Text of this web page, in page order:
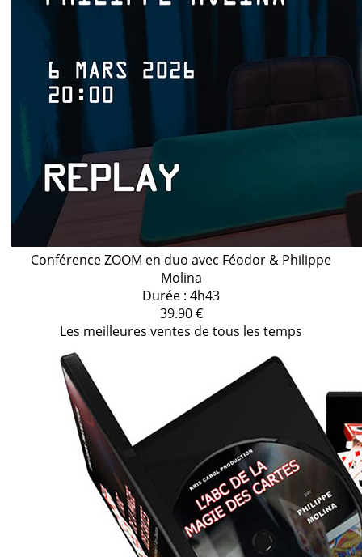
Conférence ZOOM en duo avec Féodor & Philippe
Molina
Durée : 4h43
39.90 €
Les meilleures ventes de tous les temps